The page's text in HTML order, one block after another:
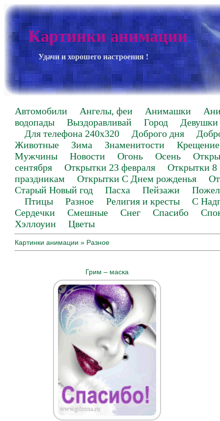
Картинки анимации
Удачи и хорошего настроения !
Автомобили Ангелы, феи Анимашки
водопады
Выздоравливай Город
Девушки
Для телефона 240х320
Доброго дня
Животные
Зима Знаменитости
Крещение
Мужчины
Новости Огонь Осень
сентября
Открытки 23 февраля
Открытки 8
праздникам
Открытки С Днем рожденья
Старый Новый год
Пасха Пейзажи
Птицы
Разное Религия и кресты
С
Сердечки
Смешные Снег Спасибо
Хэллоуин
Цветы
Картинки анимации » Разное
Грим – маска